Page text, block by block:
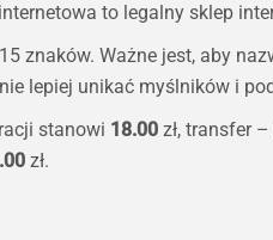
to legalny sklep
Ważne jest, aby
lepiej unikać myślników i
stanowi 18.00zł, transfer –
zł.